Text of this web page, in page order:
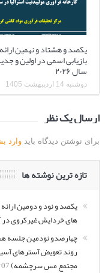
یکصد و هشتاد و نهمین
بازیابی اسمی در اولین و
سال ۲۰۲۶
دوشنبه 14 اردیبهشت 1405
ارسال یک نظر
برای نوشتن دیدگاه باید وارد
تازه ترین نوشته ها
یکصد و نود و دومین
های خردایش غیرکروی در
چهارصدو نودمین جلسه
مجتمع مس سرچشمه)